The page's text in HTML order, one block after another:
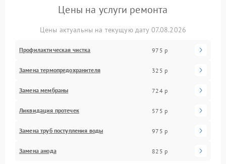
Цены на услуги ремонта
Цены актуальны на текущую дату 07.08.2026
Профилактическая чистка 975 р
Замена термопредохранителя 325 р
Замена мембраны 724 р
Ликвидация протечек 575 р
Замена труб поступления воды 975 р
Замена анода 825 р